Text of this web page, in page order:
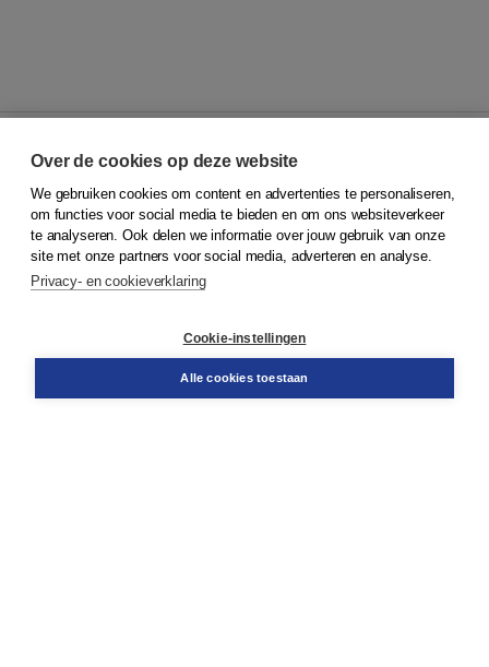
© 2026Koninklijke Boom uitgevers
Klantenservice
Service & informatie
Contact
Over de cookies op deze website
We gebruiken cookies om content en advertenties te personaliseren,
om functies voor social media te bieden en om ons websiteverkeer
te analyseren. Ook delen we informatie over jouw gebruik van onze
site met onze partners voor social media, adverteren en analyse.
Privacy- en cookieverklaring
Cookie-instellingen
Alle cookies toestaan